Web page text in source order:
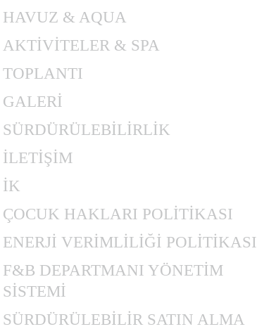
HAVUZ & AQUA
AKTİVİTELER & SPA
TOPLANTI
GALERİ
SÜRDÜRÜLEBİLİRLİK
İLETİŞİM
İK
ÇOCUK HAKLARI POLİTİKASI
ENERJİ VERİMLİLİĞİ POLİTİKASI
F&B DEPARTMANI YÖNETİM
SİSTEMİ
SÜRDÜRÜLEBİLİR SATIN ALMA